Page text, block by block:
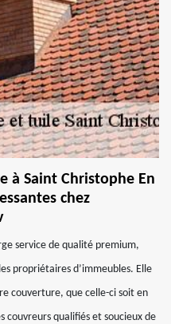
à Saint Christophe En
chez
service de qualité premium,
propriétaires d’immeubles. Elle
couverture, que celle-ci soit en
couvreurs qualifiés et soucieux de